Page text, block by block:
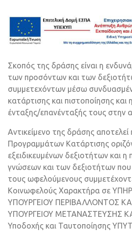
Σκοπός της δράσης είναι η
των προσόντων και των
συμμετεχόντων μέσω
κατάρτισης και πιστοποίησης και
ένταξης/επανένταξής τους στην
Αντικείμενο της δράσης
Προγραμμάτων Κατάρτισης
εξειδικευμένων δεξιοτήτων και
γνώσεων και των δεξιοτήτων
τους ωφελούμενους
Κοινωφελούς Χαρακτήρα σε
ΥΠΟΥΡΓΕΙΟΥ ΠΕΡΙΒΑΛΛΟΝΤΟΣ
ΥΠΟΥΡΓΕΙΟΥ ΜΕΤΑΝΑΣΤΕΥΣΗΣ
Υποδοχής και Ταυτοποίησης